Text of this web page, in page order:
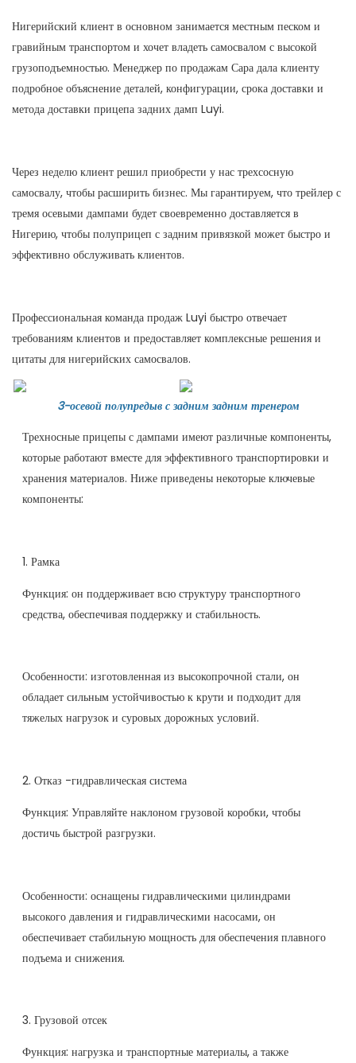
Нигерийский клиент в основном занимается местным песком и
гравийным транспортом и хочет владеть самосвалом с высокой
грузоподъемностью. Менеджер по продажам Сара дала клиенту
подробное объяснение деталей, конфигурации, срока доставки и
метода доставки прицепа задних дамп Luyi.
Через неделю клиент решил приобрести у нас трехсосную
самосвалу, чтобы расширить бизнес. Мы гарантируем, что трейлер с
тремя осевыми дампами будет своевременно доставляется в
Нигерию, чтобы полуприцеп с задним привязкой может быстро и
эффективно обслуживать клиентов.
Профессиональная команда продаж Luyi быстро отвечает
требованиям клиентов и предоставляет комплексные решения и
цитаты для нигерийских самосвалов.
3-осевой полупредыв с задним задним тренером
Трехносные прицепы с дампами имеют различные компоненты,
которые работают вместе для эффективного транспортировки и
хранения материалов. Ниже приведены некоторые ключевые
компоненты:
1. Рамка
Функция: он поддерживает всю структуру транспортного
средства, обеспечивая поддержку и стабильность.
Особенности: изготовленная из высокопрочной стали, он
обладает сильным устойчивостью к крути и подходит для
тяжелых нагрузок и суровых дорожных условий.
2. Отказ -гидравлическая система
Функция: Управляйте наклоном грузовой коробки, чтобы
достичь быстрой разгрузки.
Особенности: оснащены гидравлическими цилиндрами
высокого давления и гидравлическими насосами, он
обеспечивает стабильную мощность для обеспечения плавного
подъема и снижения.
3. Грузовой отсек
Функция: нагрузка и транспортные материалы, а также